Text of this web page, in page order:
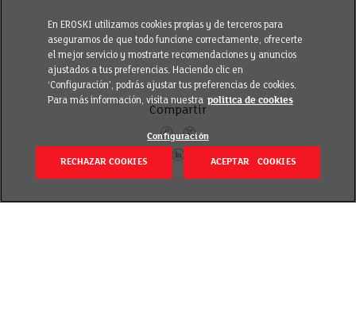
Compartir
En EROSKI utilizamos cookies propias y de terceros para
asegurarnos de que todo funcione correctamente, ofrecerte
el mejor servicio y mostrarte recomendaciones y anuncios
ajustados a tus preferencias. Haciendo clic en
‘Configuración’, podrás ajustar tus preferencias de cookies.
Para más información, visita nuestra política de cookies
Configuración
RECHAZAR COOKIES ACEPTAR COOKIES